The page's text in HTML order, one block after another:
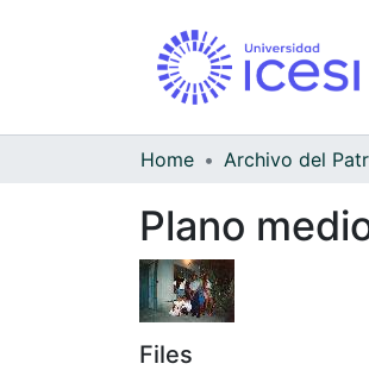
Home
Plano
Files